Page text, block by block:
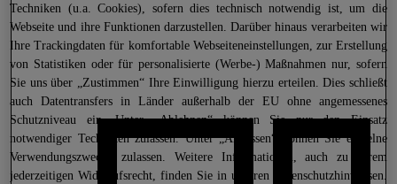
Techniken (u.a. Cookies), sofern dies technisch notwendig ist, um die
Webseite und ihre Funktionen darzustellen. Darüber hinaus verarbeiten wir
Ihre Trackingdaten für komfortable Webseiteneinstellungen, zur Erstellung
von Statistiken oder für personalisierte (Werbe-) Maßnahmen nur, sofern
Sie uns über „Zustimmen“ Ihre Einwilligung hierzu erteilen. Dies schließt
auch Datentransfers in Länder außerhalb der EU ohne angemessenes
Schutzniveau ein. Unter „Ablehnen“ können Sie nur den Einsatz
notwendiger Techniken zulassen. Unter „Anpassen“ können Sie einzelne
Verwendungszwecke zulassen. Weitere Informationen, auch zu Ihrem
jederzeitigen Widerrufsrecht, finden Sie in unseren
Datenschutzhinweisen.